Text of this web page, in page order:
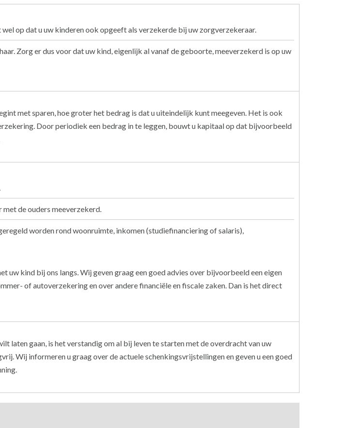
op dat u uw kinderen ook opgeeft als verzekerde bij uw zorgverzekeraar.
Zorg er dus voor dat uw kind, eigenlijk al vanaf de geboorte, meeverzekerd is op uw
met sparen, hoe groter het bedrag is dat u uiteindelijk kunt meegeven. Het is ook
Door periodiek een bedrag in te leggen, bouwt u kapitaal op dat bijvoorbeeld
de ouders meeverzekerd.
worden rond woonruimte, inkomen (studiefinanciering of salaris),
uw kind bij ons langs. Wij geven graag een goed advies over bijvoorbeeld een eigen
of autoverzekering en over andere financiële en fiscale zaken. Dan is het direct
laten gaan, is het verstandig om al bij leven te starten met de overdracht van uw
Wij informeren u graag over de actuele schenkingsvrijstellingen en geven u een goed